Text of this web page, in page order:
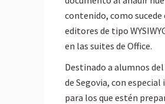
contenido, como sucede
editores de tipo
en las suites de Office.
Destinado a alumnos del
de Segovia, con especial
para los que estén